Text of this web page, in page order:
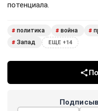
потенциала.
# политика # война #
# Запад ЕЩЕ +14